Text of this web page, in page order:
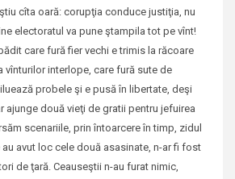
cîta oară: corupţia conduce justiţia, nu
electoratul va pune ştampila tot pe vînt!
care fură fier vechi e trimis la răcoare
vînturilor interlope, care fură sute de
probele şi e pusă în libertate, deşi
ajunge două vieţi de gratii pentru jefuirea
scenariile, prin întoarcere în timp, zidul
avut loc cele două asasinate, n-ar fi fost
de ţară. Ceauseştii n-au furat nimic,